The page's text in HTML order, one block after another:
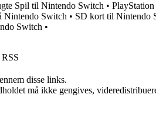
Spil til Nintendo Switch •
Nintendo Switch • SD kort til Nintendo
Switch •
RSS
disse links.
må ikke gengives,